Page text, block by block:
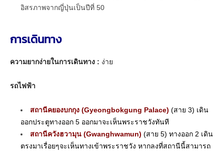
อิสรภาพจากญี่ปุ่นเป็นปีที่ 50
การเดินทาง
ความยากง่ายในการเดินทาง : ง่าย
รถไฟฟ้า
สถานีคยองบกกุง (Gyeongbokgung Palace) (สาย 3) เดิน
ออกประตูทางออก 5 ออกมาจะเห็นพระราชวังทันที
สถานีควังฮวามุน (Gwanghwamun) (สาย 5) ทางออก 2 เดิน
ตรงมาเรื่อยๆจะเห็นทางเข้าพระราชวัง หากลงที่สถานีนี้สามารถ